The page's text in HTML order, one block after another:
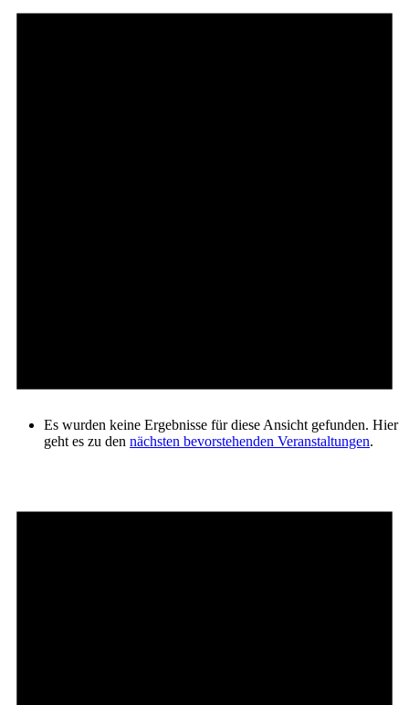
Es wurden keine Ergebnisse für diese Ansicht gefunden. Hier
geht es zu den nächsten bevorstehenden Veranstaltungen.